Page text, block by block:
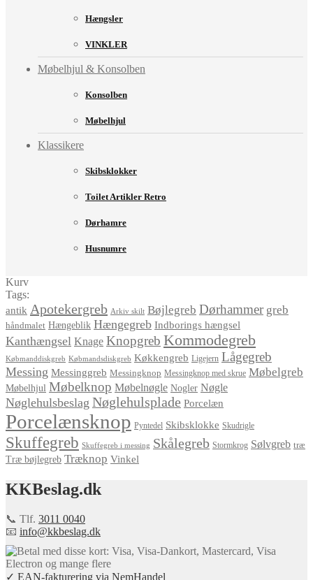
Hængsler
VINKLER
Møbelhjul & Konsolben
Konsolben
Møbelhjul
Klassikere
Skibsklokker
Toilet Artikler Retro
Dørhamre
Husnumre
Kurv
Tags:
antik Apotekergreb Arkiv skilt Bøjlegreb Dørhammer greb
håndmalet Hængeblik Hængegreb Indborings hængsel
Kanthængsel Knage Knopgreb Kommodegreb
Købmanddiskgreb Købmandsdiskgreb Køkkengreb Ligejern Lågegreb
Messing Messinggreb Messingknop Messingknop med skrue Møbelgreb
Møbelhjul Møbelknop Møbelnøgle Nogler Nøgle
Nøglehulsbeslag Nøglehulsplade Porcelæn
Porcelænsknop Pyntedel Skibsklokke Skudrigle
Skuffegreb Skuffegreb i messing Skålegreb Stormkrog Sølvgreb træ
Træ bøjlegreb Træknop Vinkel
KKBeslag.dk
📞 Tlf. 3011 0040
📧 info@kkbeslag.dk
✓ EAN-fakturering via NemHandel